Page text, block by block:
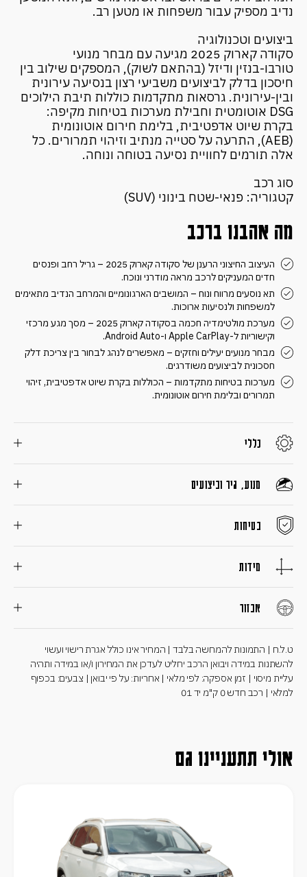
נדיב מספיק עבור משפחות או מטען רב.
ביצועים וטכנולוגיה
סקודה קארוק 2025 מגיעה עם מבחר מנועי
טורבו-בנזין ודיזל (בהתאם לשוק), המספקים שילוב בין
חיסכון בדלק לביצועים משביעי רצון בנסיעה עירונית
ובין-עירונית. גרסאות מתקדמות כוללות תיבת הילוכים
DSG אוטומטית וחבילת מערכות בטיחות מקיפה:
בקרת שיוט אדפטיבית, בלימת חירום אוטונומית
(AEB), התרעה על סטייה מנתיב וזיהוי תמרורים. כל
אלה תורמים לחוויית נסיעה בטוחה ונוחה.
סוג רכב
קטגוריה: פנאי-שטח בינוני (SUV)
מה אהבנו ברכב
העיצוב החיצוני הרענן של סקודה קארוק 2025 – גריל רחב ופנסים
חדים המעניקים לרכב מראה מודרני ונוכח.
תא נוסעים מרווח ונוח – המושבים הארגונומיים והמרחב הנדיב מתאימים
למשפחות ולנסיעות ארוכות.
מערכת מולטימדיה חכמה בסקודה קארוק 2025 – מסך מגע מרכזי
וקישוריות ל-Apple CarPlay ו-Android Auto.
מבחר מנועים יעילים וחזקים – מאפשרים לנהג לבחור בין צריכת דלק
חסכונית לביצועים משודרגים.
מערכות בטיחות מתקדמות – הכוללות בקרת שיוט אדפטיבית, זיהוי
תמרורים ובלימת חירום אוטונומית.
כללי
מנוע, גיר וביצועים
בטיחות
מידות
אבזור
ט.ל.ח | התמונות להמחשה בלבד | המחיר אינו כולל אגרת רישוי ועשוי
להשתנות במידה ויבואן הרכב יחליט לעדכן את המחירון ו/או במידה ותהיה
עליית מיסוי | זמן אספקה: לפי מלאי | אחריות: על פי יבואן | צבעים: בכפוף
למלאי | רכב חדש 0 ק"מ יד 01
אולי תתעניינו גם